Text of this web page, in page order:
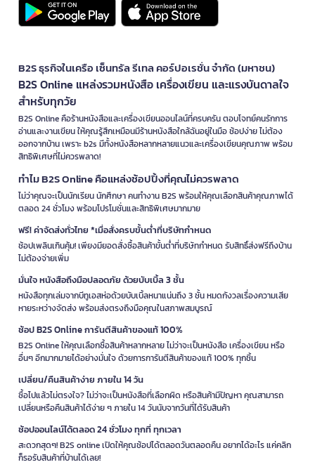
B2S ธุรกิจในเครือ เซ็นทรัล รีเทล คอร์ปอเรชั่น จำกัด (มหาชน)
B2S Online แหล่งรวมหนังสือ เครื่องเขียน และแรงบันดาลใจ
สำหรับทุกวัย
B2S Online คือร้านหนังสือและเครื่องเขียนออนไลน์ที่ครบครัน ตอบโจทย์คนรักการ
อ่านและงานเขียน ให้คุณรู้สึกเหมือนมีร้านหนังสือใกล้ฉันอยู่ในมือ ช้อปง่าย ไม่ต้อง
ออกจากบ้าน เพราะ b2s มีทั้งหนังสือหลากหลายแนวและเครื่องเขียนคุณภาพ พร้อม
สิทธิพิเศษที่ไม่ควรพลาด!
ทำไม B2S Online คือแหล่งช้อปปิ้งที่คุณไม่ควรพลาด
ไม่ว่าคุณจะเป็นนักเรียน นักศึกษา คนทำงาน B2S พร้อมให้คุณเลือกสินค้าคุณภาพได้
ตลอด 24 ชั่วโมง พร้อมโปรโมชั่นและสิทธิพิเศษมากมาย
ฟรี! ค่าจัดส่งทั่วไทย *เมื่อสั่งครบขั้นต่ำที่บริษัทกำหนด
ช้อปเพลินเกินคุ้ม! เพียงมียอดสั่งซื้อสินค้าขั้นต่ำที่บริษัทกำหนด รับสิทธิ์ส่งฟรีถึงบ้าน
ไม่ต้องจ่ายเพิ่ม
มั่นใจ หนังสือถึงมือปลอดภัย ด้วยบับเบิ้ล 3 ชั้น
หนังสือทุกเล่มจากบีทูเอสห่อด้วยบับเบิ้ลหนาแน่นถึง 3 ชั้น หมดกังวลเรื่องความเสีย
หายระหว่างจัดส่ง พร้อมส่งตรงถึงมือคุณในสภาพสมบูรณ์
ช้อป B2S Online การันตีสินค้าของแท้ 100%
B2S Online ให้คุณเลือกซื้อสินค้าหลากหลาย ไม่ว่าจะเป็นหนังสือ เครื่องเขียน หรือ
อื่นๆ อีกมากมายได้อย่างมั่นใจ ด้วยการการันตีสินค้าของแท้ 100% ทุกชิ้น
เปลี่ยน/คืนสินค้าง่าย ภายใน 14 วัน
ซื้อไปแล้วไม่ตรงใจ? ไม่ว่าจะเป็นหนังสือที่เลือกผิด หรือสินค้ามีปัญหา คุณสามารถ
เปลี่ยนหรือคืนสินค้าได้ง่าย ๆ ภายใน 14 วันนับจากวันที่ได้รับสินค้า
ช้อปออนไลน์ได้ตลอด 24 ชั่วโมง ทุกที่ ทุกเวลา
สะดวกสุดๆ! B2S online เปิดให้คุณช้อปได้ตลอดวันตลอดคืน อยากได้อะไร แค่คลิก
ก็รอรับสินค้าที่บ้านได้เลย!